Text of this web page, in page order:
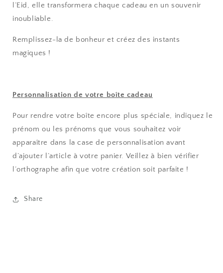
l’Eid, elle transformera chaque cadeau en un souvenir
inoubliable.
Remplissez-la de bonheur et créez des instants
magiques !
Personnalisation de votre boîte cadeau
Pour rendre votre boîte encore plus spéciale, indiquez le
prénom ou les prénoms que vous souhaitez voir
apparaître dans lacase de personnalisation avant
d’ajouter l’article à votre panier. Veillez à bien vérifier
l’orthographe afin que votre création soit parfaite !
Share